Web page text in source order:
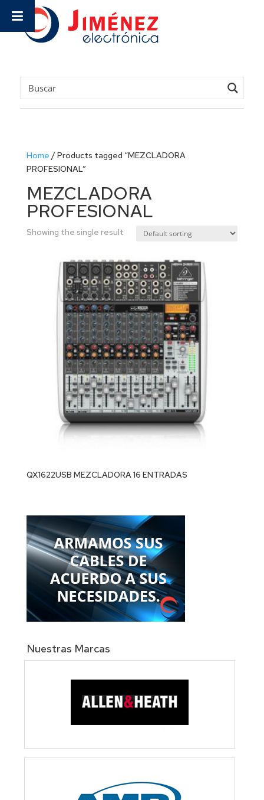
Home / Products tagged “MEZCLADORA
PROFESIONAL”
MEZCLADORA
PROFESIONAL
Showing the single result
QX1622USB MEZCLADORA 16 ENTRADAS
Nuestras Marcas